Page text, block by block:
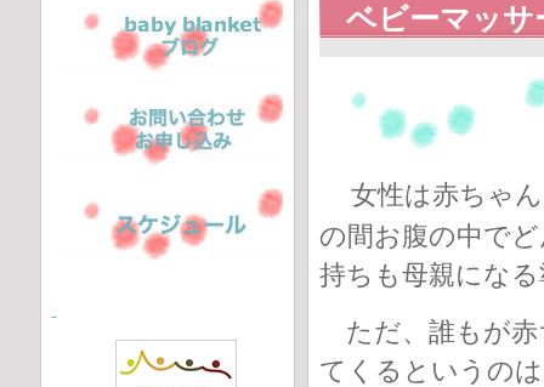
ベビーマッ
女性は赤ちゃ
の間お腹の中で
持ちも母親にな
ただ、誰もが赤
てくるというの